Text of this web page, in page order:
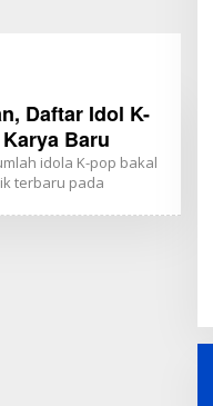
Daftar Idol K-
Baru
idola K-pop bakal
terbaru pada